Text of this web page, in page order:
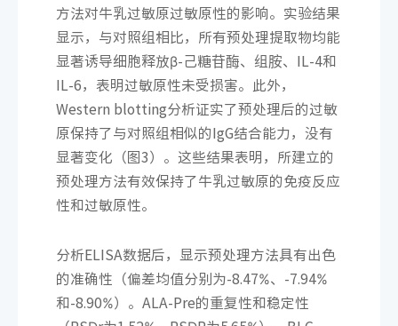
方法对牛乳过敏原过敏原性的影响。实验结果
显示，与对照组相比，所有预处理提取物均能
显著诱导细胞释放β-己糖苷酶、组胺、IL-4和
IL-6，表明过敏原性未受损害。此外，
Western blotting分析证实了预处理后的过敏
原保持了与对照组相似的IgG结合能力，没有
显著变化（图3）。这些结果表明，所建立的
预处理方法有效保持了牛乳过敏原的免疫反应
性和过敏原性。
分析ELISA数据后，显示预处理方法具有出色
的准确性（偏差均值分别为-8.47%、-7.94%
和-8.90%）。ALA-Pre的重复性和稳定性